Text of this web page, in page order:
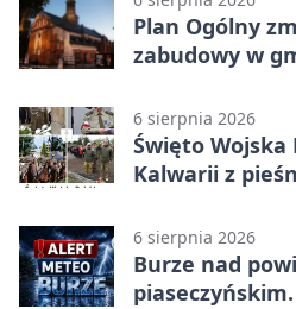
Plan Ogólny
zabudowy w
6 sierpnia 2026
Święto Wojska
Kalwarii z
6 sierpnia 2026
Burze nad